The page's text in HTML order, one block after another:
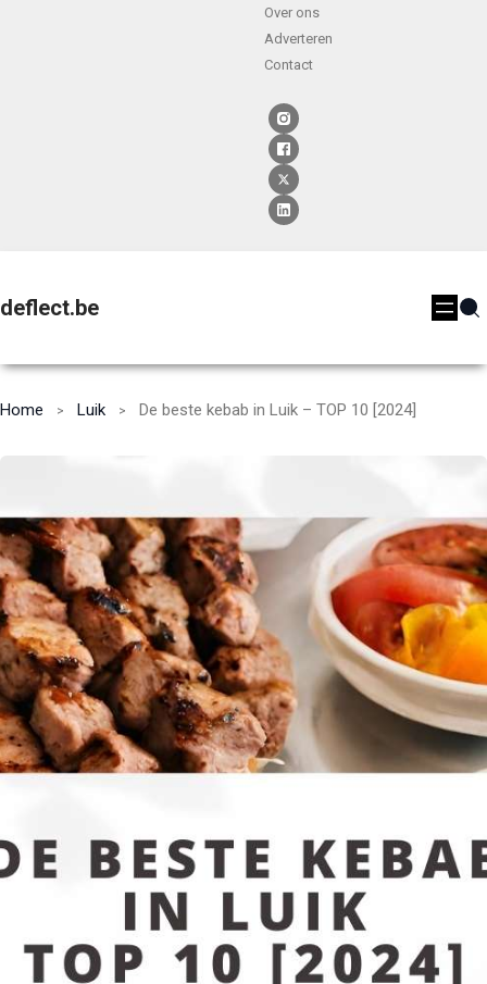
Over ons
Adverteren
Contact
deflect.be
Home Luik De beste kebab in Luik – TOP 10 [2024]